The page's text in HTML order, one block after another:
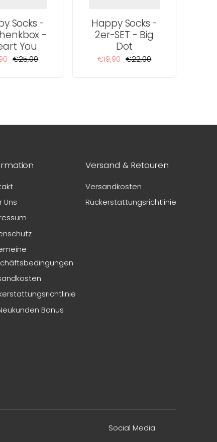
Socks -
-
You
€25,00
Happy Socks -
2er-SET - Big
Dot
€19,90 €22,00
Uns
Bonus
Versand & Retouren
Versandkosten
Rückerstattungsrichtlinie
Social Media